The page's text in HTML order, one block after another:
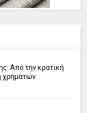
Από την κρατική
χρημάτων